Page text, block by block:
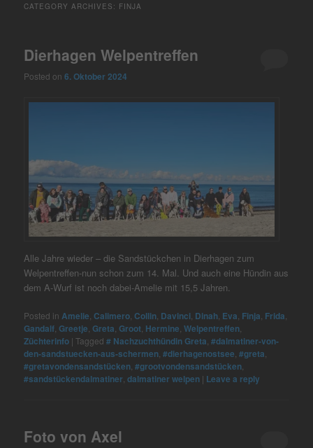
CATEGORY ARCHIVES: FINJA
Dierhagen Welpentreffen
Posted on6. Oktober 2024
Alle Jahre wieder – die Sandstückchen in Dierhagen zum
Welpentreffen-nun schon zum 14. Mal. Und auch eine Hündin aus
dem A-Wurf ist noch dabei-Amelie mit 15,5 Jahren.
Posted in Amelie ,Calimero ,Collin Davinci Dinah Eva Finja Frida
Gandalf ,Greetje ,Greta ,Groot Hermine ,Welpentreffen
Züchterinfo |Tagged # Nachzuchthündin Greta ,#dalmatiner-von-
den-sandstuecken-aus-schermen ,#dierhagenostsee ,#greta
#gretavondensandstücken ,#grootvondensandstücken
#sandstückendalmatiner ,dalmatiner welpen | Leave a reply
Foto von Axel